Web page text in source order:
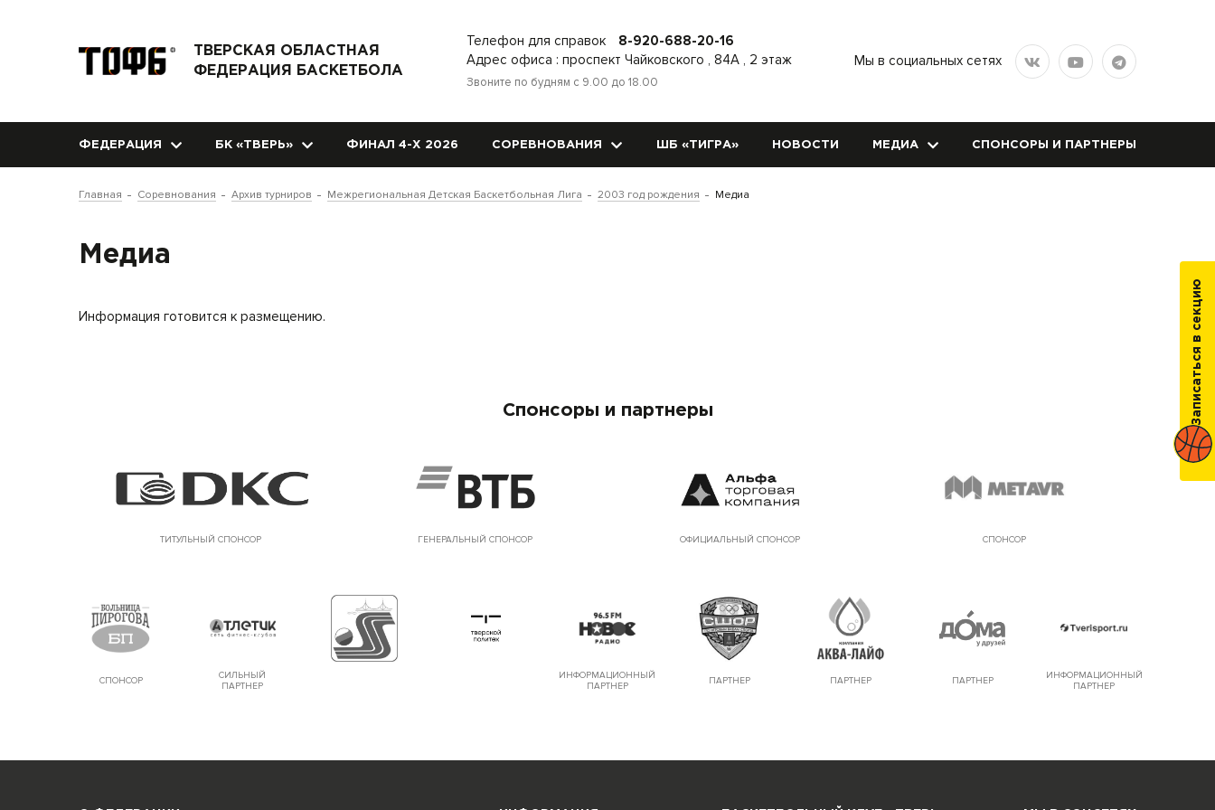
ТВЕРСКАЯ ОБЛАСТНАЯ
ФЕДЕРАЦИЯ БАСКЕТБОЛА
Телефон для справок
8-920-688-20-16
Адрес офиса : проспект Чайковского , 84А , 2 этаж
Звоните по будням с 9.00 до 18.00
Мы в социальных сетях
Записаться в секцию
ФЕДЕРАЦИЯ БК «ТВЕРЬ» ФИНАЛ 4-Х 2026 СОРЕВНОВАНИЯ ШБ «ТИГРА» НОВОСТИ МЕДИА СПОНСОРЫ И ПАРТНЕРЫ
Главная Соревнования Архив турниров Межрегиональная Детская Баскетбольная Лига 2003 год рождения Медиа
Медиа
Информация готовится к размещению.
Спонсоры и партнеры
ТИТУЛЬНЫЙ СПОНСОР ГЕНЕРАЛЬНЫЙ СПОНСОР ОФИЦИАЛЬНЫЙ СПОНСОР СПОНСОР
СПОНСОР
СИЛЬНЫЙ
ПАРТНЕР
ИНФОРМАЦИОННЫЙ
ПАРТНЕР
ПАРТНЕР ПАРТНЕР ПАРТНЕР
ИНФОРМАЦИОННЫЙ
ПАРТНЕР